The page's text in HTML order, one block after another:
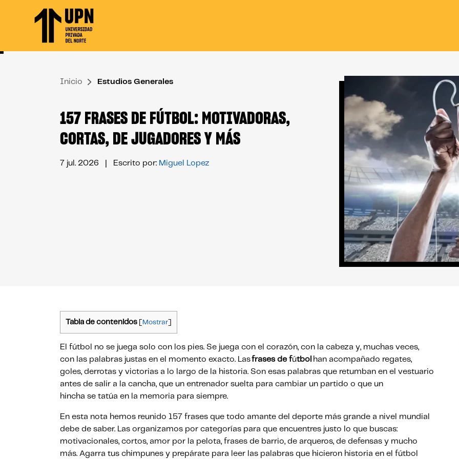
Inicio Estudios Generales
157 FRASES DE FÚTBOL: MOTIVADORAS,
CORTAS, DE JUGADORES Y MÁS
7 jul. 2026 | Escrito por: Miguel Lopez
Tabla de contenidos Mostrar
El fútbol no se juega solo con los pies. Se juega con el corazón, con la cabeza y, muchas veces,
con las palabras justas en el momento exacto. Lasfrases de fútbol han acompañado regates,
goles, derrotas y victorias a lo largo de la historia. Son esas palabras que retumban en el vestuario
antes de salir a la cancha, que un entrenador suelta para cambiar un partido o que un
hincha se tatúa en la memoria para siempre.
En esta nota hemos reunido 157 frases que todo amante del deporte más grande a nivel mundial
debe de saber. Las organizamos por categorías para que encuentres justo lo que buscas:
motivacionales, cortos, amor por la pelota, frases de barrio, de arqueros, de defensas y mucho
más. Agarra tus chimpunes y prepárate para leer las palabras que hicieron historia en el fútbol